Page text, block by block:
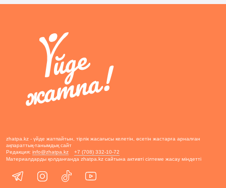
zhatpa.kz - үйде жатпайтын, тірлік жасағысы келетін, өсетін жастарға арналған
ақпараттық-танымдық сайт
Редакция: info@zhatpa.kz
+7 (708) 332-10-72
Материалдарды қолданғанда zhatpa.kz сайтына активті сілтеме жасау міндетті